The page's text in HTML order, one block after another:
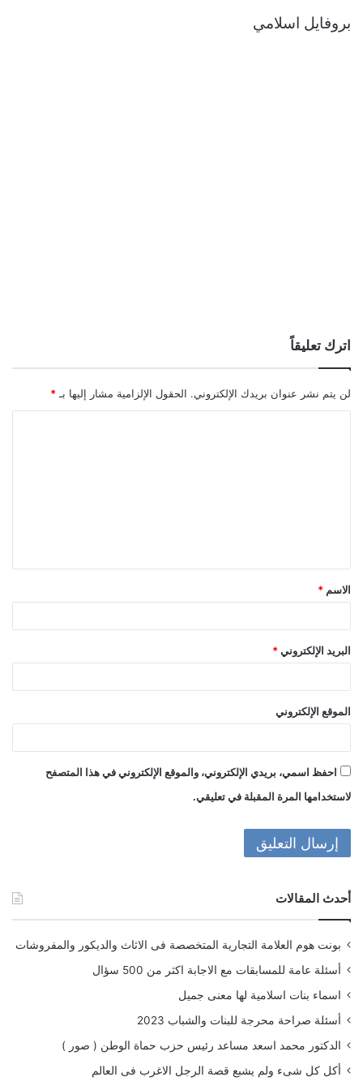
بروفايل اسلامي
اترك تعليقاً
لن يتم نشر عنوان بريدك الإلكتروني. الحقول الإلزامية مشار إليها بـ *
ق
*
الاسم *
البريد الإلكتروني *
الموقع الإلكتروني
احفظ اسمي، بريدي الإلكتروني، والموقع الإلكتروني في هذا المتصفح
لاستخدامها المرة المقبلة في تعليقي.
أحدث المقالات
بونت هوم العلامة التجارية المتخصصة فى الاثاث والديكور والمفروشات
أسئلة عامة للمسابقات مع الاجابة اكثر من 500 سؤال
اسماء بنات اسلامية لها معنى جميل
أسئلة صراحة محرجة للبنات والشباب 2023
الدكتور محمد اسعد مساعد رئيس حزب حماة الوطن ( صور )
أكل كل شىء ولم يشبع قصة الرجل الاغرب فى العالم